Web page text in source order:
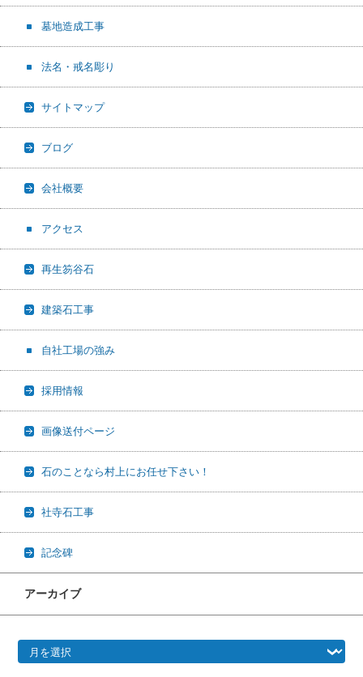
墓地造成工事
法名・戒名彫り
サイトマップ
ブログ
会社概要
アクセス
再生笏谷石
建築石工事
自社工場の強み
採用情報
画像送付ページ
石のことなら村上にお任せ下さい！
社寺石工事
記念碑
アーカイブ